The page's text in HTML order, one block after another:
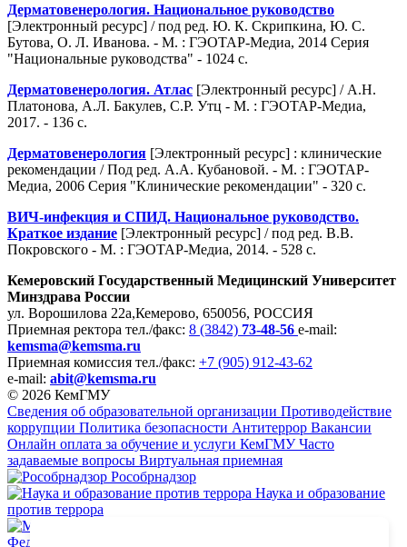
Дерматовенерология. Национальное руководство
[Электронный ресурс] / под ред. Ю. К. Скрипкина, Ю. С.
Бутова, О. Л. Иванова. - М. : ГЭОТАР-Медиа, 2014 Серия
"Национальные руководства" - 1024 с.
Дерматовенерология. Атлас [Электронный ресурс] / А.Н.
Платонова, А.Л. Бакулев, С.Р. Утц - М. : ГЭОТАР-Медиа,
2017. - 136 с.
Дерматовенерология [Электронный ресурс] : клинические
рекомендации / Под ред. А.А. Кубановой. - М. : ГЭОТАР-
Медиа, 2006 Серия "Клинические рекомендации" - 320 с.
ВИЧ-инфекция и СПИД. Национальное руководство.
Краткое издание [Электронный ресурс] / под ред. В.В.
Покровского - М. : ГЭОТАР-Медиа, 2014. - 528 с.
Кемеровский Государственный Медицинский Университет
Минздрава России
ул. Ворошилова 22а,Кемерово, 650056, РОССИЯ
Приемная ректора тел./факс: 8 (3842) 73-48-56 e-mail:
kemsma@kemsma.ru
Приемная комиссия тел./факс: +7 (905) 912-43-62
e-mail: abit@kemsma.ru
© 2026 КемГМУ
Сведения об образовательной организации Противодействие
коррупции Политика безопасности Антитеррор Вакансии
Онлайн оплата за обучение и услуги КемГМУ Часто
задаваемые вопросы Виртуальная приемная
Рособрнадзор
Наука и образование
против террора